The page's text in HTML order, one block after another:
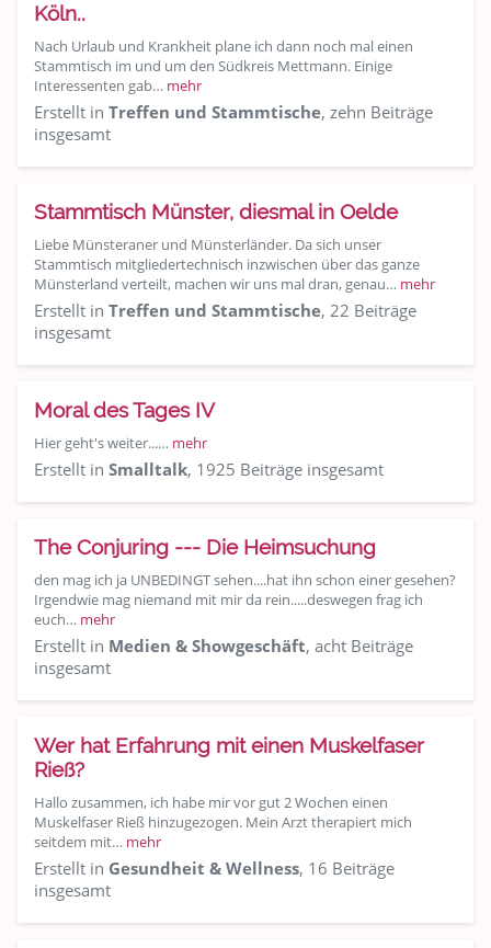
Köln..
Nach Urlaub und Krankheit plane ich dann noch mal einen
Stammtisch im und um den Südkreis Mettmann. Einige
Interessenten gab… mehr
Erstellt in Treffen und Stammtische, zehn Beiträge
insgesamt
Stammtisch Münster, diesmal in Oelde
Liebe Münsteraner und Münsterländer. Da sich unser
Stammtisch mitgliedertechnisch inzwischen über das ganze
Münsterland verteilt, machen wir uns mal dran, genau… mehr
Erstellt in Treffen und Stammtische, 22 Beiträge
insgesamt
Moral des Tages IV
Hier geht's weiter...… mehr
Erstellt in Smalltalk, 1925 Beiträge insgesamt
The Conjuring --- Die Heimsuchung
den mag ich ja UNBEDINGT sehen....hat ihn schon einer gesehen?
Irgendwie mag niemand mit mir da rein.....deswegen frag ich
euch… mehr
Erstellt in Medien & Showgeschäft, acht Beiträge
insgesamt
Wer hat Erfahrung mit einen Muskelfaser
Rieß?
Hallo zusammen, ich habe mir vor gut 2 Wochen einen
Muskelfaser Rieß hinzugezogen. Mein Arzt therapiert mich
seitdem mit… mehr
Erstellt in Gesundheit & Wellness, 16 Beiträge
insgesamt